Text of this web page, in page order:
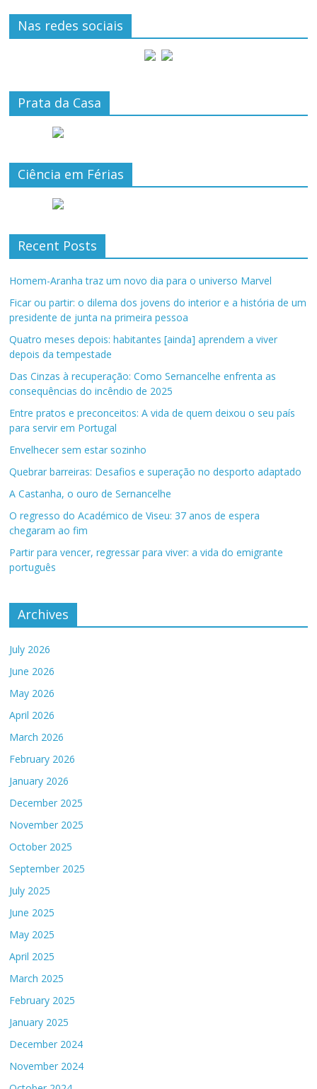
Nas redes sociais
Prata da Casa
Ciência em Férias
Recent Posts
Homem-Aranha traz um novo dia para o universo Marvel
Ficar ou partir: o dilema dos jovens do interior e a história de um
presidente de junta na primeira pessoa
Quatro meses depois: habitantes [ainda] aprendem a viver
depois da tempestade
Das Cinzas à recuperação: Como Sernancelhe enfrenta as
consequências do incêndio de 2025
Entre pratos e preconceitos: A vida de quem deixou o seu país
para servir em Portugal
Envelhecer sem estar sozinho
Quebrar barreiras: Desafios e superação no desporto adaptado
A Castanha, o ouro de Sernancelhe
O regresso do Académico de Viseu: 37 anos de espera
chegaram ao fim
Partir para vencer, regressar para viver: a vida do emigrante
português
Archives
July 2026
June 2026
May 2026
April 2026
March 2026
February 2026
January 2026
December 2025
November 2025
October 2025
September 2025
July 2025
June 2025
May 2025
April 2025
March 2025
February 2025
January 2025
December 2024
November 2024